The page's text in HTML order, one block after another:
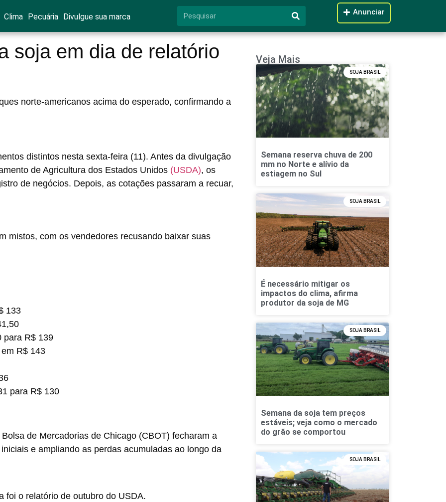
Clima Pecuária Divulgue sua marca Anunciar
soja em dia de relatório
norte-americanos acima do esperado, confirmando a
distintos nesta sexta-feira (11). Antes da divulgação
de Agricultura dos Estados Unidos (USDA), os
de negócios. Depois, as cotações passaram a recuar,
mistos, com os vendedores recusando baixar suas
133
para R$ 139
R$ 143
para R$ 130
de Mercadorias de Chicago (CBOT) fecharam a
e ampliando as perdas acumuladas ao longo da
foi o relatório de outubro do USDA.
Veja Mais
SOJA BRASIL
Semana reserva chuva de 200
mm no Norte e alívio da
estiagem no Sul
SOJA BRASIL
É necessário mitigar os
impactos do clima, afirma
produtor da soja de MG
SOJA BRASIL
Semana da soja tem preços
estáveis; veja como o mercado
do grão se comportou
SOJA BRASIL